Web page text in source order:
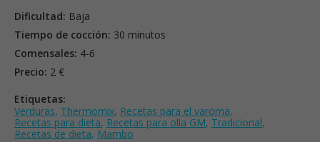
Dificultad: Baja
Tiempo de cocción: 30 minutos
Comensales: 4-6
Precio: 2 €
Etiquetas:
Verduras, Thermomix, Recetas para el varoma,
Recetas para dieta, Recetas para olla GM, Tradicional,
Recetas de dieta, Mambo